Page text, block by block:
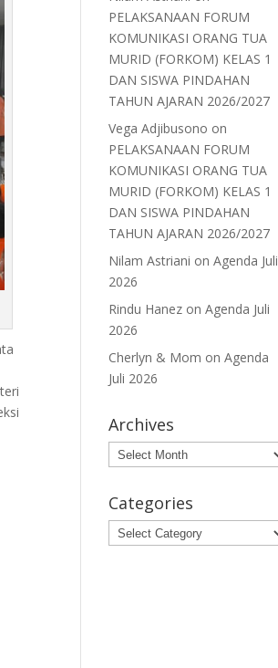
PELAKSANAAN FORUM
KOMUNIKASI ORANG TUA
MURID (FORKOM) KELAS 1
DAN SISWA PINDAHAN
TAHUN AJARAN 2026/2027
Vega Adjibusono on
PELAKSANAAN FORUM
KOMUNIKASI ORANG TUA
MURID (FORKOM) KELAS 1
DAN SISWA PINDAHAN
TAHUN AJARAN 2026/2027
Nilam Astriani onAgenda Juli
2026
Rindu Hanez onAgenda Juli
2026
Cherlyn & Mom onAgenda
Juli 2026
Archives
Archives
Categories
Categories